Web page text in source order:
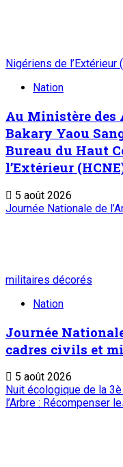
Nigériens de l’Extérieur
Nation
Au Ministère des
Bakary Yaou
Bureau du Haut
l’Extérieur
5 août 2026
Journée Nationale de
militaires décorés
Nation
Journée
cadres civils et
5 août 2026
Nuit écologique de la
l’Arbre : Récompenser